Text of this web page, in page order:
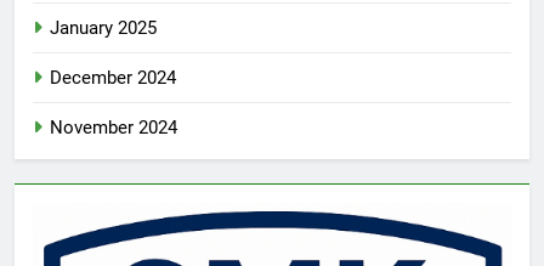
January 2025
December 2024
November 2024